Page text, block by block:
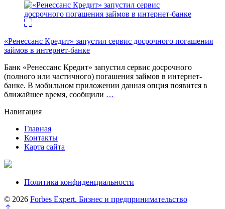
«Ренессанс Кредит» запустил сервис досрочного погашения
займов в интернет-банке
Банк «Ренессанс Кредит» запустил сервис досрочного
(полного или частичного) погашения займов в интернет-
банке. В мобильном приложении данная опция появится в
ближайшее время, сообщили …
Навигация
Главная
Контакты
Карта сайта
Политика конфиденциальности
© 2026 Forbes Expert. Бизнес и предпринимательство